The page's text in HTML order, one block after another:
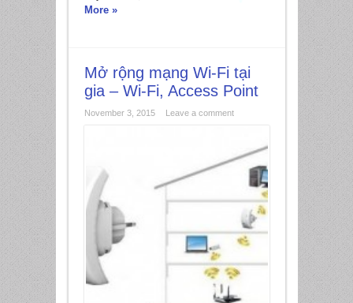
More »
Mở rộng mạng Wi-Fi tại
gia – Wi-Fi, Access Point
November 3, 2015 Leave a comment